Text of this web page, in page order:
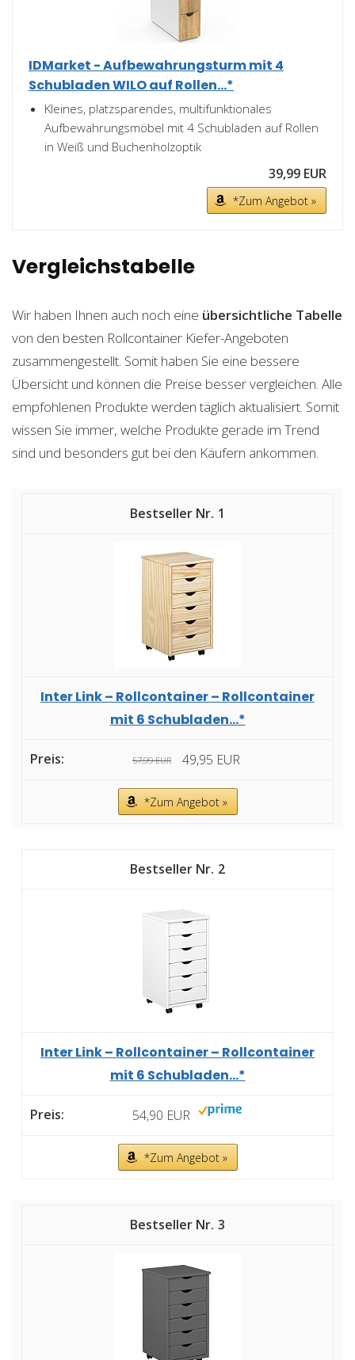
IDMarket - Aufbewahrungsturm mit 4
Schubladen WILO auf Rollen...*
Kleines, platzsparendes, multifunktionales
Aufbewahrungsmöbel mit 4 Schubladen auf Rollen
in Weiß und Buchenholzoptik
39,99 EUR
*Zum Angebot »
Vergleichstabelle
Wir haben Ihnen auch noch eine übersichtliche Tabelle
von den besten Rollcontainer Kiefer-Angeboten
zusammengestellt. Somit haben Sie eine bessere
Übersicht und können die Preise besser vergleichen. Alle
empfohlenen Produkte werden täglich aktualisiert. Somit
wissen Sie immer, welche Produkte gerade im Trend
sind und besonders gut bei den Käufern ankommen.
1
Inter Link – Rollcontainer – Rollcontainer
mit 6 Schubladen...*
57,99 EUR 49,95 EUR
*Zum Angebot »
2
Inter Link – Rollcontainer – Rollcontainer
mit 6 Schubladen...*
54,90 EUR
*Zum Angebot »
3